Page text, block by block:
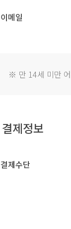
이메일
※ 만 14세 미만
결제정보
결제수단